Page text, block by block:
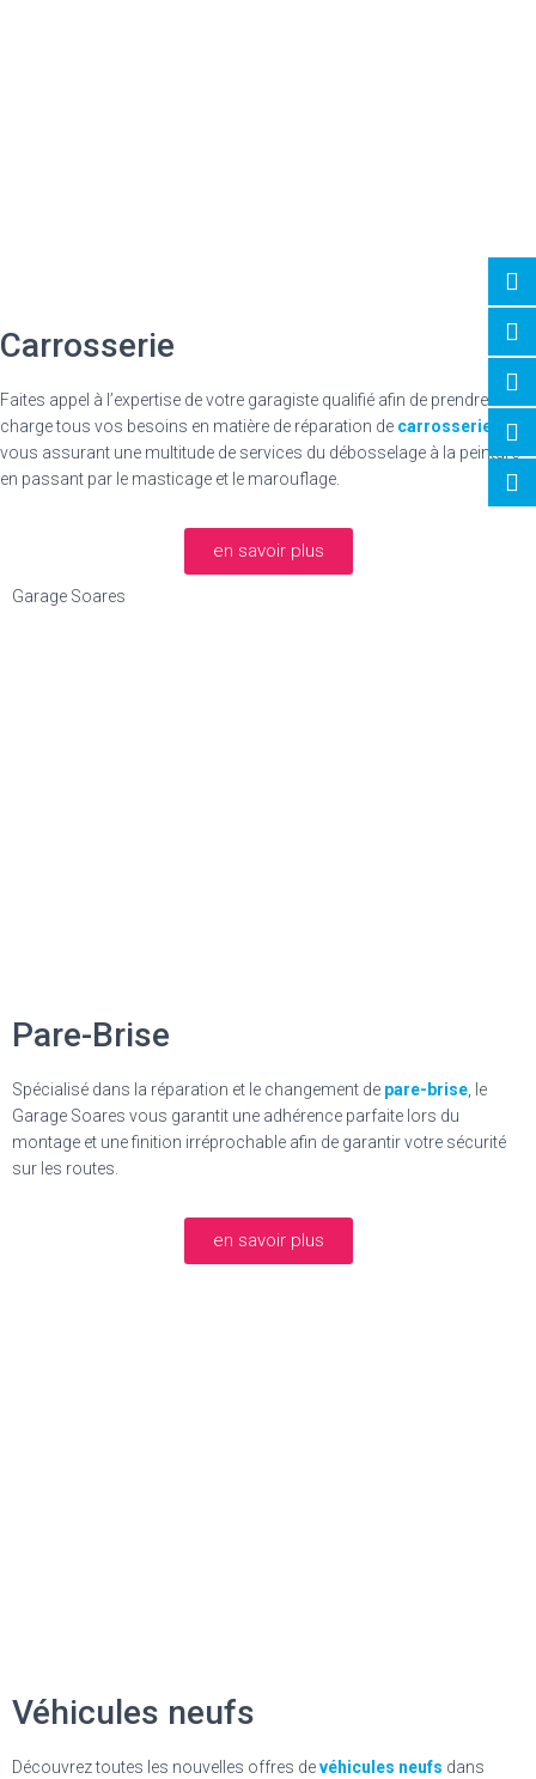
Carrosserie
Faites appel à l’expertise de votre garagiste qualifié afin de prendre en
charge tous vos besoins en matière de réparation de carrosserie
en
vous assurant une multitude de services du débosselage à la peinture
en passant par le masticage et le marouflage.
en savoir plus
Garage Soares
Pare-Brise
Spécialisé dans la réparation et le changement de pare-brise , le
Garage Soares vous garantit une adhérence parfaite lors du
montage et une finition irréprochable afin de garantir votre sécurité
sur les routes.
en savoir plus
Véhicules neufs
Découvrez toutes les nouvelles offres devéhicules neufs dans